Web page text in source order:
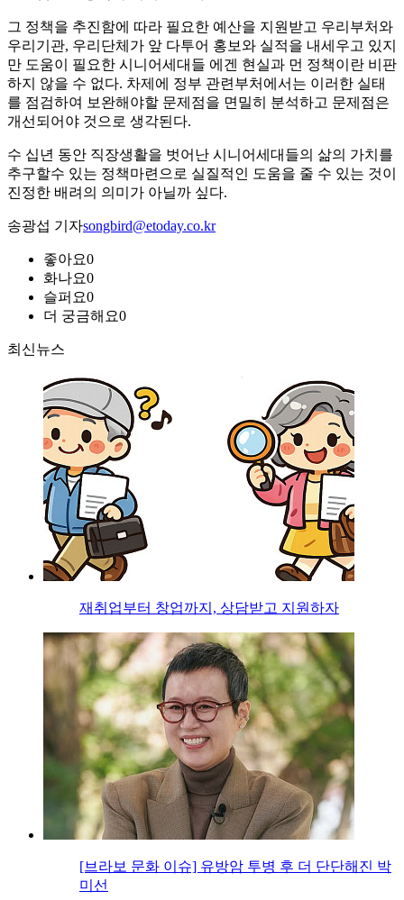
그 정책을 추진함에 따라 필요한 예산을 지원받고 우리부처와
우리기관, 우리단체가 앞 다투어 홍보와 실적을 내세우고 있지
만 도움이 필요한 시니어세대들 에겐 현실과 먼 정책이란 비판
하지 않을 수 없다. 차제에 정부 관련부처에서는 이러한 실태
를 점검하여 보완해야할 문제점을 면밀히 분석하고 문제점은
개선되어야 것으로 생각된다.
수 십년 동안 직장생활을 벗어난 시니어세대들의 삶의 가치를
추구할수 있는 정책마련으로 실질적인 도움을 줄 수 있는 것이
진정한 배려의 의미가 아닐까 싶다.
송광섭 기자songbird@etoday.co.kr
좋아요0
화나요0
슬퍼요0
더 궁금해요0
최신뉴스
재취업부터 창업까지, 상담받고 지원하자
[브라보 문화 이슈] 유방암 투병 후 더 단단해진 박
미선